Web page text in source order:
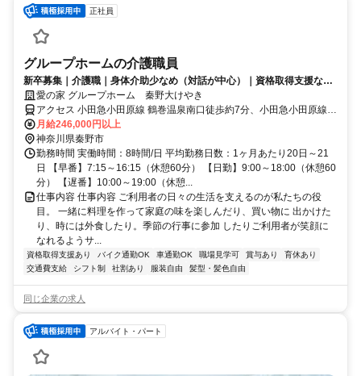
正社員
グループホームの介護職員
新卒募集｜介護職｜身体介助少なめ（対話が中心）｜資格取得支援など
福利厚生充実◎
愛の家 グループホーム 秦野大けやき
アクセス 小田急小田原線 鶴巻温泉南口徒歩約7分、小田急小田原線
東海大学前南口徒歩約14分、小田急小田原線/東京メトロ千代田線 伊
勢原南口徒歩約59分 小田急小田原「鶴巻温泉」下車徒歩7分
月給246,000円以上
神奈川県秦野市
勤務時間 実働時間：8時間/日 平均勤務日数：1ヶ月あたり20日～21
日 【早番】7:15～16:15（休憩60分） 【日勤】9:00～18:00（休憩60
分） 【遅番】10:00～19:00（休憩...
仕事内容 仕事内容 ご利用者の日々の生活を支えるのが私たちの役
目。 一緒に料理を作って家庭の味を楽しんだり、買い物に 出かけた
り、時には外食したり。季節の行事に参加 したりご利用者が笑顔に
なれるようサ...
資格取得支援あり バイク通勤OK 車通勤OK 職場見学可 賞与あり
育休あり
交通費支給
シフト制 社割あり 服装自由 髪型・髪色自由
同じ企業の求人
アルバイト・パート